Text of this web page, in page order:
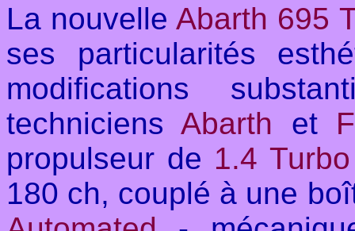
La nouvelleAbarth 695
ses particularités
modifications
techniciensAbarth et
propulseur de 1.4
180 ch, couplé à une